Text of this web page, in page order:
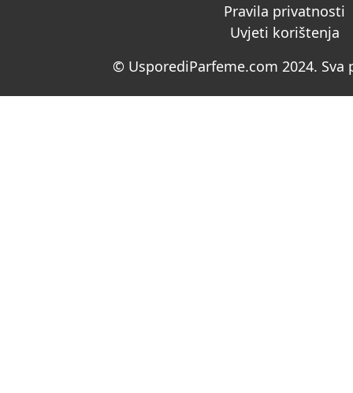
Pravila privatnosti
Uvjeti korištenja
© UsporediParfeme.com 2024. Sva